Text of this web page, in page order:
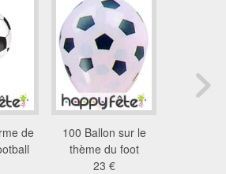
de
100 Ballon sur le
thème du foot
23 €